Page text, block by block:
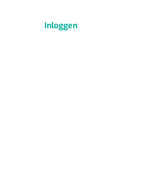
Inloggen